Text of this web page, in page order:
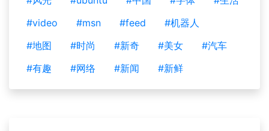
#video
#msn #feed
#机器人
#地图
#时尚 #新奇 #美女
#汽车
#有趣
#网络 #新闻 #新鲜